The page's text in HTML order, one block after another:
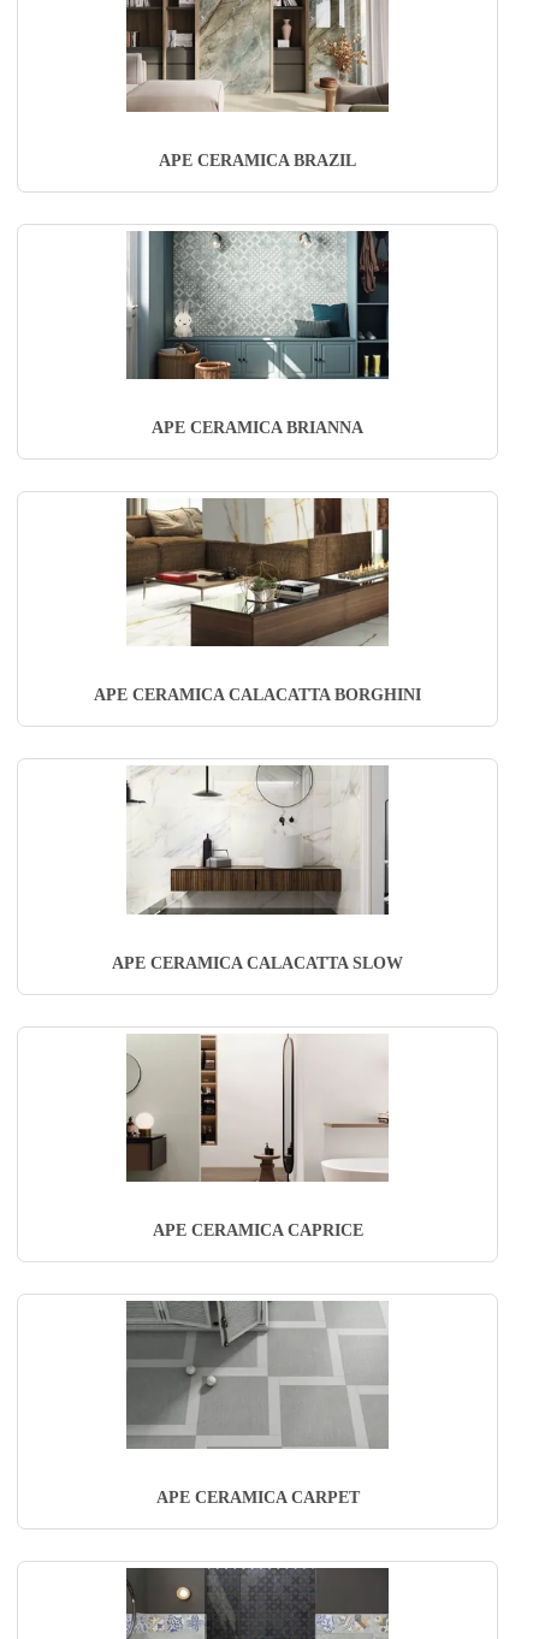
APE CERAMICA BRAZIL
APE CERAMICA BRIANNA
APE CERAMICA CALACATTA BORGHINI
APE CERAMICA CALACATTA SLOW
APE CERAMICA CAPRICE
APE CERAMICA CARPET